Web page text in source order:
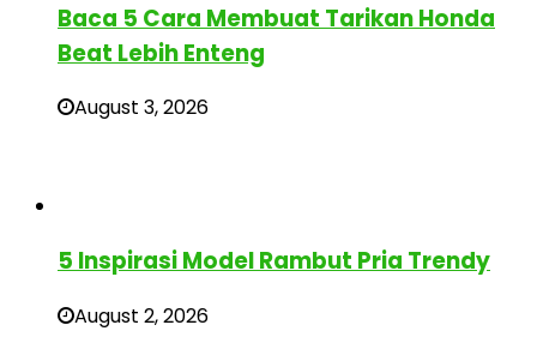
Baca 5 Cara Membuat Tarikan Honda
Beat Lebih Enteng
August 3, 2026
5 Inspirasi Model Rambut Pria Trendy
August 2, 2026